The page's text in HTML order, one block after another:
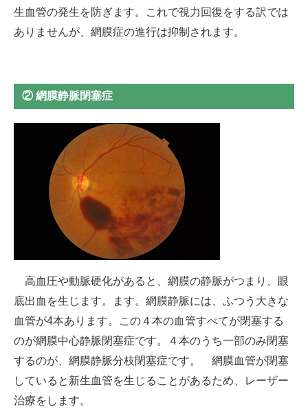
生血管の発生を防ぎます。これで視力回復をする訳では
ありませんが、網膜症の進行は抑制されます。
② 網膜静脈閉塞症
高血圧や動脈硬化があると、網膜の静脈がつまり、眼
底出血を生じます。ます。網膜静脈には、ふつう大きな
血管が4本あります。この４本の血管すべてが閉塞する
のが網膜中心静脈閉塞症です。４本のうち一部のみ閉塞
するのが、網膜静脈分枝閉塞症です。 網膜血管が閉塞
していると新生血管を生じることがあるため、レーザー
治療をします。